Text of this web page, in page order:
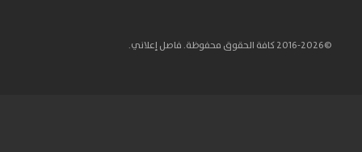
©2016-2026 كافة الحقوق محفوظة. فاصل إعلاني.